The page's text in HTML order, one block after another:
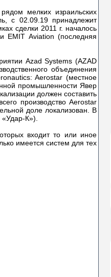
мелких израильских
с 02.09.19 принадлежит
сделки 2011 г. началось
EMIT Aviation (последняя
Azad Systems (AZAD
объединения
Aerostar (местное
промышленности Явер
должен составить
производство Aerostar
доле локализован. В
К»).
входит то или иное
имеется систем для тех